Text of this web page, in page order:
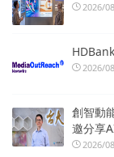
2026/
2026/
創智動
邀分享
2026/